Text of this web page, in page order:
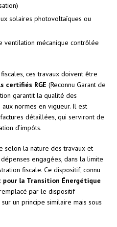
solaires photovoltaïques ou
ventilation mécanique contrôlée
ces travaux doivent être
certifiés RGE (Reconnu Garant de
garantit la qualité des
normes en vigueur. Il est
détaillées, qui serviront de
d’impôts.
selon la nature des travaux et
engagées, dans la limite
fiscale. Ce dispositif, connu
pour la Transition Énergétique
par le dispositif
sur un principe similaire mais sous